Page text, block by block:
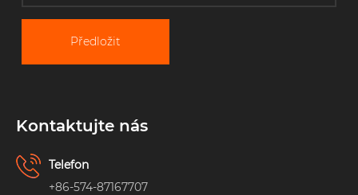
Předložit
Kontaktujte nás
Telefon
+86-574-87167707